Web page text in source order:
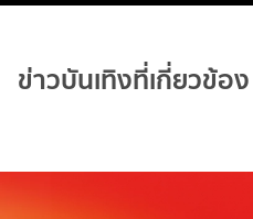
ข่าวบันเทิงที่เกี่ยวข้อง